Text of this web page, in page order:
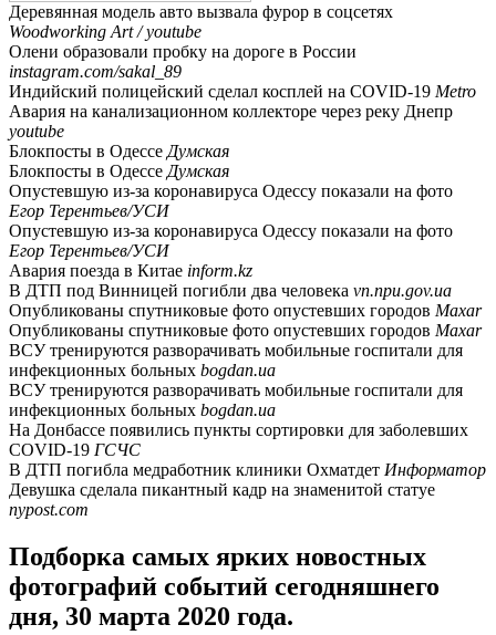
Деревянная модель авто вызвала фурор в соцсетях
Woodworking Art / youtube
Олени образовали пробку на дороге в России
instagram.com/sakal_89
Индийский полицейский сделал косплей на COVID-19 Metro
Авария на канализационном коллекторе через реку Днепр
youtube
Блокпосты в Одессе Думская
Блокпосты в Одессе Думская
Опустевшую из-за коронавируса Одессу показали на фото
Егор Терентьев/УСИ
Опустевшую из-за коронавируса Одессу показали на фото
Егор Терентьев/УСИ
Авария поезда в Китае inform.kz
В ДТП под Винницей погибли два человека vn.npu.gov.ua
Опубликованы спутниковые фото опустевших городов Maxar
Опубликованы спутниковые фото опустевших городов Maxar
ВСУ тренируются разворачивать мобильные госпитали для
инфекционных больных bogdan.ua
ВСУ тренируются разворачивать мобильные госпитали для
инфекционных больных bogdan.ua
На Донбассе появились пункты сортировки для заболевших
COVID-19 ГСЧС
В ДТП погибла медработник клиники Охматдет Информатор
Девушка сделала пикантный кадр на знаменитой статуе
nypost.com
Подборка самых ярких новостных
фотографий событий сегодняшнего
дня, 30 марта 2020 года.